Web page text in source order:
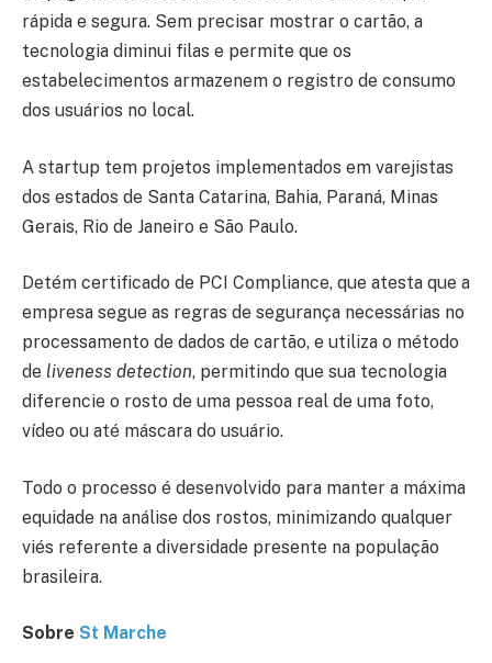
rápida e segura. Sem precisar mostrar o cartão, a
tecnologia diminui filas e permite que os
estabelecimentos armazenem o registro de consumo
dos usuários no local.
A startup tem projetos implementados em varejistas
dos estados de Santa Catarina, Bahia, Paraná, Minas
Gerais, Rio de Janeiro e São Paulo.
Detém certificado de PCI Compliance, que atesta que a
empresa segue as regras de segurança necessárias no
processamento de dados de cartão, e utiliza o método
de liveness detection, permitindo que sua tecnologia
diferencie o rosto de uma pessoa real de uma foto,
vídeo ou até máscara do usuário.
Todo o processo é desenvolvido para manter a máxima
equidade na análise dos rostos, minimizando qualquer
viés referente a diversidade presente na população
brasileira.
Sobre St Marche